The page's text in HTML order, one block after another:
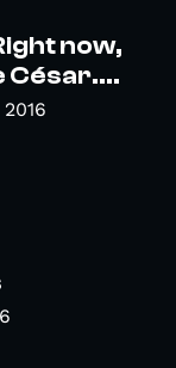
now,
César....